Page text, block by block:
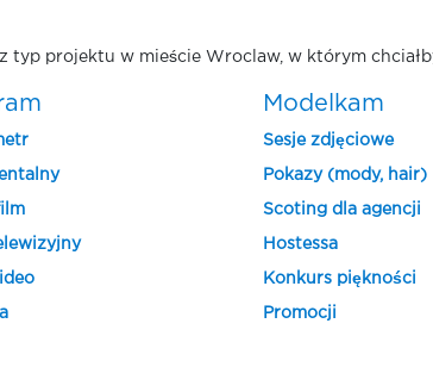
typ projektu w mieście Wroclaw, w którym
Modelkam
Sesje zdjęciowe
Pokazy (mody, hair)
Scoting dla agencji
Hostessa
Konkurs piękności
Promocji